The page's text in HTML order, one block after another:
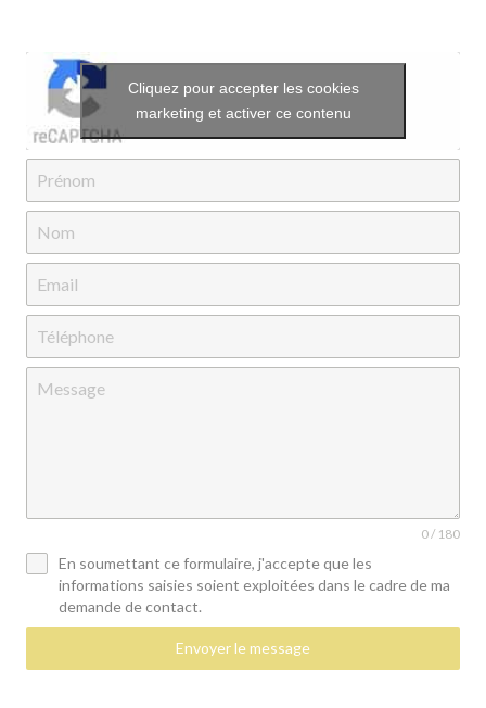
Cliquez pour accepter les cookies
marketing et activer ce contenu
0 / 180
En soumettant ce formulaire, j'accepte que les
informations saisies soient exploitées dans le cadre de ma
demande de contact.
Envoyer le message